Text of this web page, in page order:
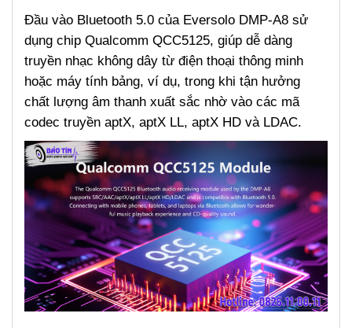
Đầu vào Bluetooth 5.0 của Eversolo DMP-A8 sử
dụng chip Qualcomm QCC5125, giúp dễ dàng
truyền nhạc không dây từ điện thoại thông minh
hoặc máy tính bảng, ví dụ, trong khi tận hưởng
chất lượng âm thanh xuất sắc nhờ vào các mã
codec truyền aptX, aptX LL, aptX HD và LDAC.